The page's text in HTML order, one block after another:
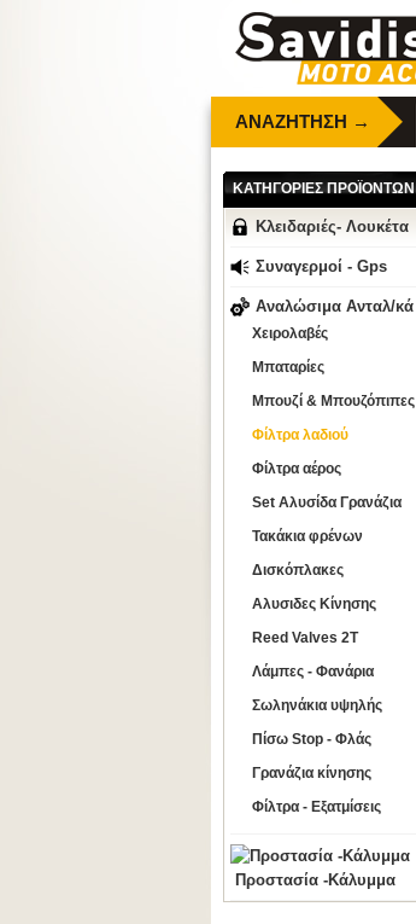
ΑΝΑΖΗΤΗΣΗ →
ΚΑΤΗΓΟΡΙΕΣ ΠΡΟΪΟΝΤΩΝ
Κλειδαριές- Λουκέτα
Συναγερμοί - Gps
Αναλώσιμα Ανταλ/κά
Χειρολαβές
Μπαταρίες
Μπουζί & Μπουζόπιπες
Φίλτρα λαδιού
Φίλτρα αέρος
Set Αλυσίδα Γρανάζια
Τακάκια φρένων
Δισκόπλακες
Αλυσιδες Κίνησης
Reed Valves 2T
Λάμπες - Φανάρια
Σωληνάκια υψηλής
Πίσω Stop - Φλάς
Γρανάζια κίνησης
Φίλτρα - Εξατμίσεις
Προστασία -Κάλυμμα